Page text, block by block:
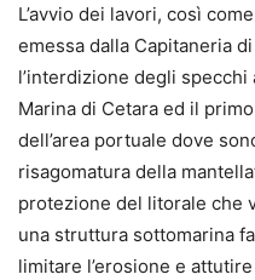
L’avvio dei lavori, così
emessa dalla Capitaneria
l’interdizione degli
Marina di Cetara ed il
dell’area portuale dove
risagomatura della
protezione del litorale che
una struttura sottomarina
limitare l’erosione e